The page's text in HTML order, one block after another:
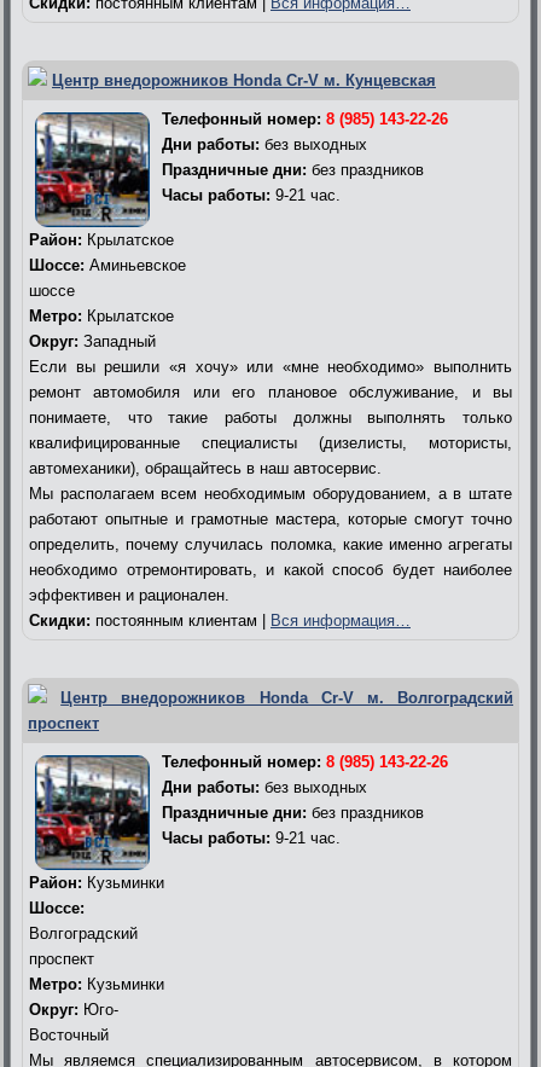
Центр внедорожников Honda Cr-V м. Кунцевская
Телефонный номер: 8 (985) 143-22-26
Дни работы: без выходных
Праздничные дни: без праздников
Часы работы: 9-21 час.
Район: Крылатское
Шоссе: Аминьевское
шоссе
Метро: Крылатское
Округ: Западный
Если вы решили «я хочу» или «мне необходимо» выполнить
ремонт автомобиля или его плановое обслуживание, и вы
понимаете, что такие работы должны выполнять только
квалифицированные специалисты (дизелисты, мотористы,
автомеханики), обращайтесь в наш автосервис.
Мы располагаем всем необходимым оборудованием, а в штате
работают опытные и грамотные мастера, которые смогут точно
определить, почему случилась поломка, какие именно агрегаты
необходимо отремонтировать, и какой способ будет наиболее
эффективен и рационален.
Скидки: постоянным клиентам | Вся информация…
Центр внедорожников Honda Cr-V м. Волгоградский
проспект
Телефонный номер: 8 (985) 143-22-26
Дни работы: без выходных
Праздничные дни: без праздников
Часы работы: 9-21 час.
Район: Кузьминки
Шоссе:
Волгоградский
проспект
Метро: Кузьминки
Округ: Юго-
Восточный
Мы являемся специализированным автосервисом, в котором